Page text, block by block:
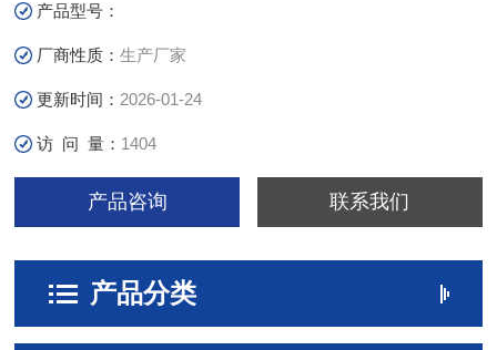
表示。
产品型号：
厂商性质：生产厂家
更新时间： 2026-01-24
访 问 量： 1404
产品咨询 联系我们
产品分类